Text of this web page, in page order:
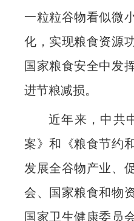
一粒粒谷物看似微
化，实现粮食资源
国家粮食安全中发
进节粮减损。
近年来，中共
案》和《粮食节约
发展全谷物产业、
会、国家粮食和物
国家卫生健康委员